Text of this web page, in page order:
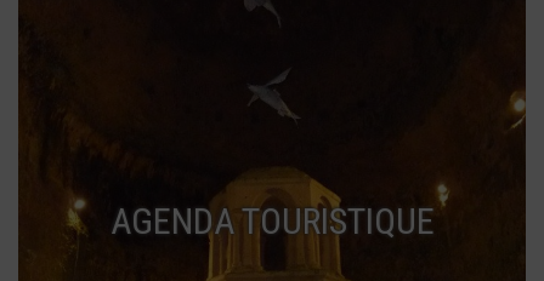
AGENDA TOURISTIQUE